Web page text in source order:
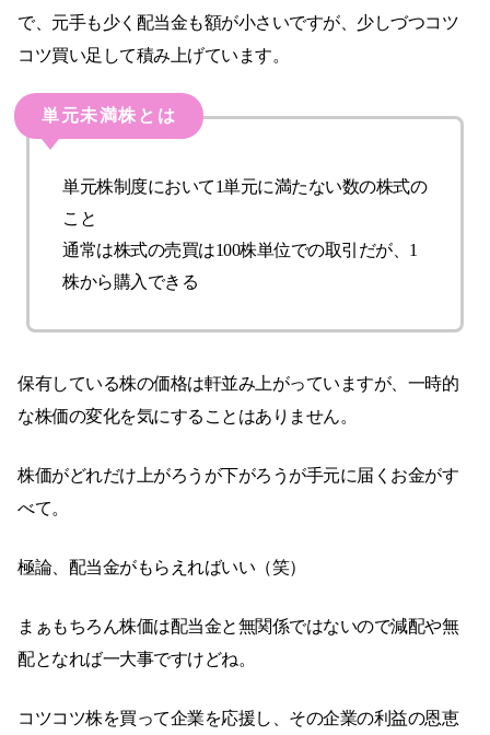
で、元手も少く配当金も額が小さいですが、少しづつコツ
コツ買い足して積み上げています。
単元未満株とは
単元株制度において1単元に満たない数の株式の
こと
通常は株式の売買は100株単位での取引だが、1
株から購入できる
保有している株の価格は軒並み上がっていますが、一時的
な株価の変化を気にすることはありません。
株価がどれだけ上がろうが下がろうが手元に届くお金がす
べて。
極論、配当金がもらえればいい（笑）
まぁもちろん株価は配当金と無関係ではないので減配や無
配となれば一大事ですけどね。
コツコツ株を買って企業を応援し、その企業の利益の恩恵